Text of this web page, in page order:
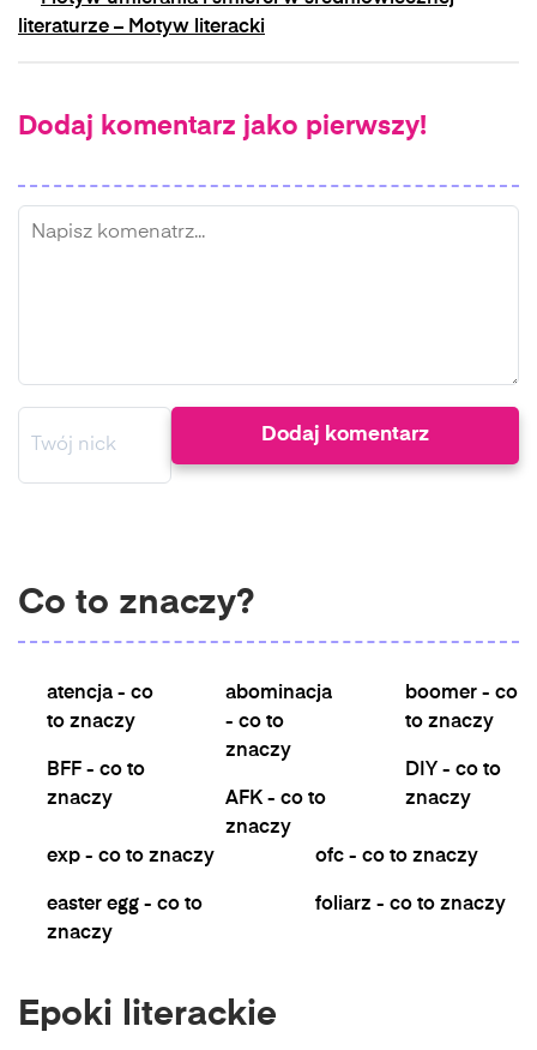
literaturze – Motyw literacki
Dodaj komentarz jako pierwszy!
Co to znaczy?
atencja - co
to znaczy
BFF - co to
znaczy
abominacja
- co to
znaczy
AFK - co to
znaczy
boomer - co
to znaczy
DIY - co to
znaczy
exp - co to znaczy
easter egg - co to
znaczy
ofc - co to znaczy
foliarz - co to znaczy
Epoki literackie